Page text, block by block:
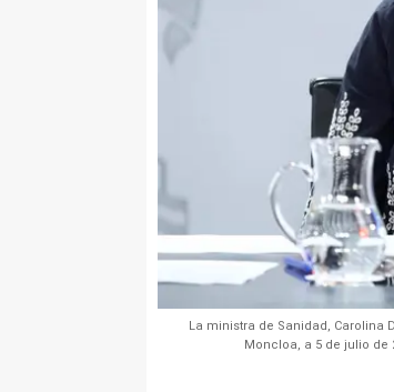
La ministra de Sanidad, Carolina
Moncloa, a 5 de julio de